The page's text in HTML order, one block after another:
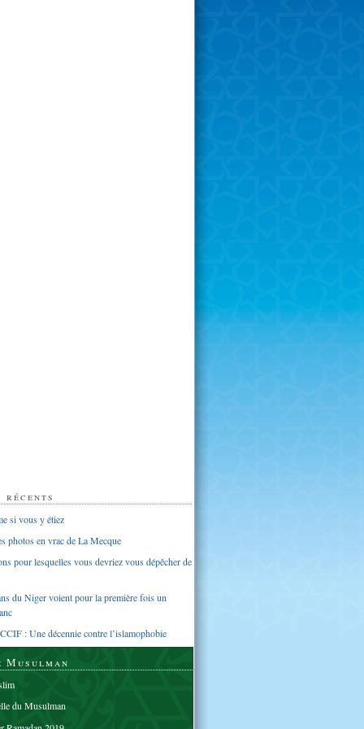
si vous y étiez
photos en vrac de La Mecque
pour lesquelles vous devriez vous dépêcher de
du Niger voient pour la première fois un
: Une décennie contre l’islamophobie
Musulman
du Musulman